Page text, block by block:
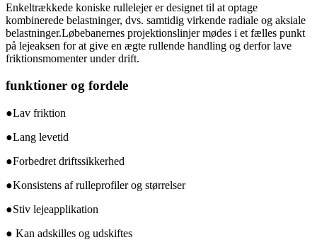
Enkeltrækkede koniske rullelejer er designet til at optage
kombinerede belastninger, dvs. samtidig virkende radiale og aksiale
belastninger.Løbebanernes projektionslinjer mødes i et fælles punkt
på lejeaksen for at give en ægte rullende handling og derfor lave
friktionsmomenter under drift.
funktioner og fordele
●Lav friktion
●Lang levetid
●Forbedret driftssikkerhed
●Konsistens af rulleprofiler og størrelser
●Stiv lejeapplikation
● Kan adskilles og udskiftes